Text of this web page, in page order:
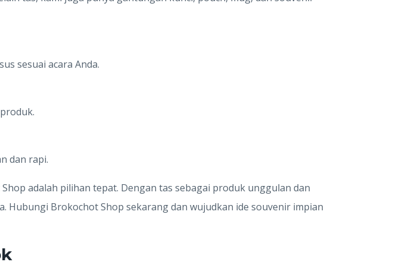
sesuai acara Anda.
dan rapi.
adalah pilihan tepat. Dengan tas sebagai produk unggulan dan
Hubungi Brokochot Shop sekarang dan wujudkan ide souvenir impian